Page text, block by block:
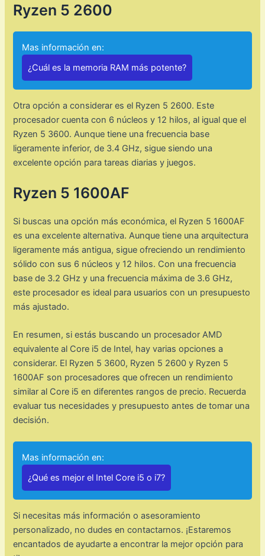
Ryzen 5 2600
Mas información en:
¿Cuál es la memoria RAM más potente?
Otra opción a considerar es el Ryzen 5 2600. Este
procesador cuenta con 6 núcleos y 12 hilos, al igual que el
Ryzen 5 3600. Aunque tiene una frecuencia base
ligeramente inferior, de 3.4 GHz, sigue siendo una
excelente opción para tareas diarias y juegos.
Ryzen 5 1600AF
Si buscas una opción más económica, el Ryzen 5 1600AF
es una excelente alternativa. Aunque tiene una arquitectura
ligeramente más antigua, sigue ofreciendo un rendimiento
sólido con sus 6 núcleos y 12 hilos. Con una frecuencia
base de 3.2 GHz y una frecuencia máxima de 3.6 GHz,
este procesador es ideal para usuarios con un presupuesto
más ajustado.
En resumen, si estás buscando un procesador AMD
equivalente al Core i5 de Intel, hay varias opciones a
considerar. El Ryzen 5 3600, Ryzen 5 2600 y Ryzen 5
1600AF son procesadores que ofrecen un rendimiento
similar al Core i5 en diferentes rangos de precio. Recuerda
evaluar tus necesidades y presupuesto antes de tomar una
decisión.
Mas información en:
¿Qué es mejor el Intel Core i5 o i7?
Si necesitas más información o asesoramiento
personalizado, no dudes en contactarnos. ¡Estaremos
encantados de ayudarte a encontrar la mejor opción para